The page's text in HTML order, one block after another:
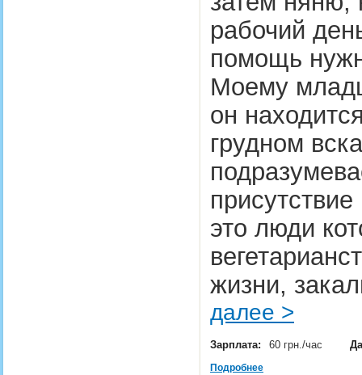
рабочий
помощь
Моему
он
грудном
это люди
жизни,
далее >
Зарплата: 60 грн./час
Подробнее